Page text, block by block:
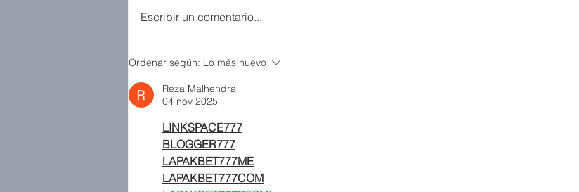
Escribir un comentario...
Ordenar según: Lo más nuevo
Reza Malhendra
04 nov 2025
LINKSPACE777
BLOGGER777
LAPAKBET777ME
LAPAKBET777COM